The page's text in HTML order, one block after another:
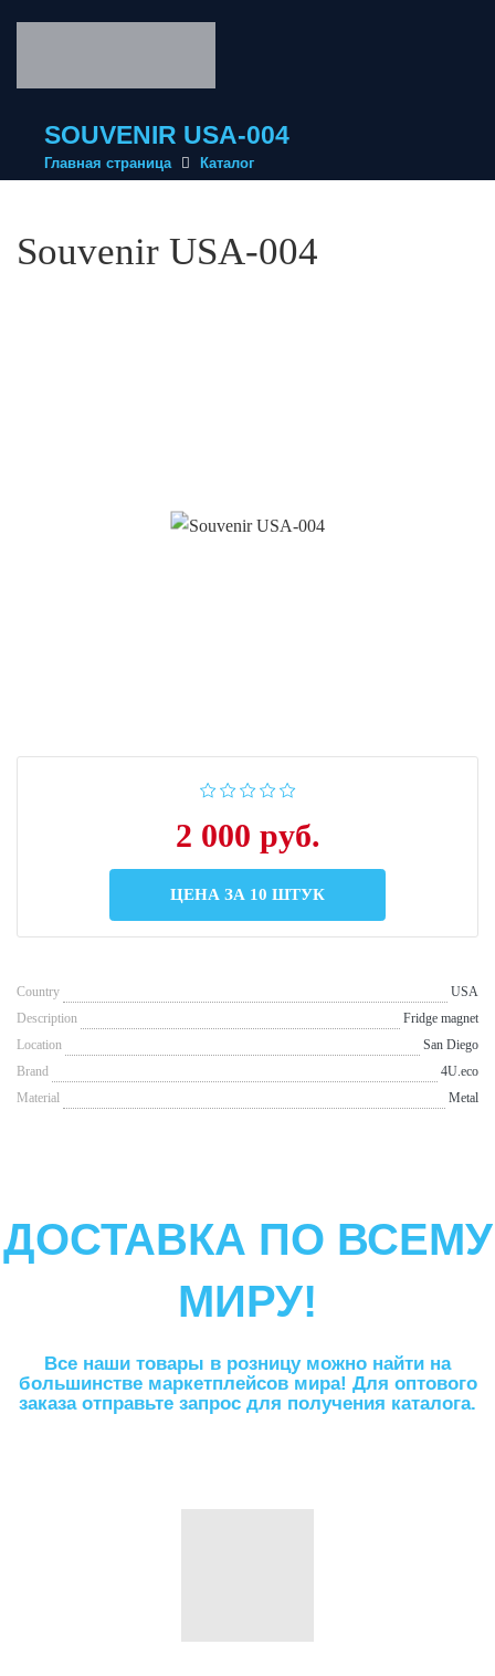
SOUVENIR USA-004
Главная страница Каталог
Souvenir USA-004
2 000 руб.
ЦЕНА ЗА 10 ШТУК
Сountry
USA
Description
Fridge magnet
Location
San Diego
Brand
4U.eco
Material
Metal
ДОСТАВКА ПО ВСЕМУ
МИРУ!
Все наши товары в розницу можно найти на
большинстве маркетплейсов мира! Для оптового
заказа отправьте запрос для получения каталога.